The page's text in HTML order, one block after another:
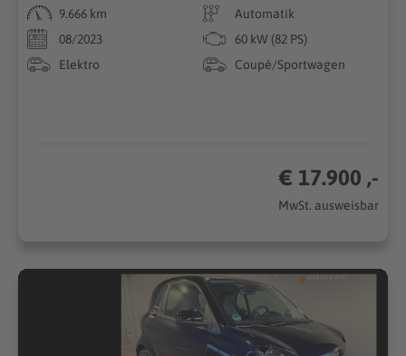
9.666 km
Automatik
08/2023
60 kW (82 PS)
Elektro
Coupé/Sportwagen
€ 17.900 ,-
MwSt. ausweisbar